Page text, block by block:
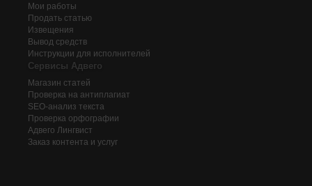
Мои работы
Продать статью
Извещения
Вывод средств
Инструкции для исполнителей
Сервисы Адвего
Магазин статей
Проверка на антиплагиат
SEO-анализ текста
Проверка орфографии
Адвего Лингвист
Заказ контента и услуг